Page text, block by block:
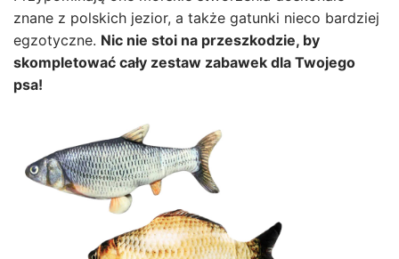
znane z polskich jezior, a także gatunki nieco bardziej
egzotyczne. Nic nie stoi na przeszkodzie, by
skompletować cały zestaw zabawek dla Twojego
psa!